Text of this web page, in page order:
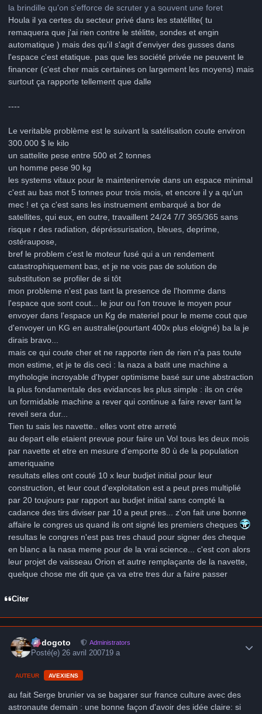
la brindille qu'on s'efforce de scruter y a souvent une foret
Houla il ya certes du secteur privé dans les statéllite( tu
remaquera que j'ai rien contre le stélitte, sondes et engin
automatique ) mais des qu'il s'agit d'enviyer des gusses dans
l'espace c'est etatique. pas que les société privée ne peuvent le
financer (c'est cher mais certaines on largement les moyens) mais
surtout ça rapporte tellement que dalle
----
Le veritable problème est le suivant la satélisation coute environ
300.000 $ le kilo
un sattelite pese entre 500 et 2 tonnes
un homme pese 90 kg
les systems vitaux pour le maintenirenvie dans un espace minimal
c'est au bas mot 5 tonnes pour trois mois, et encore il y a qu'un
mec ! et ça c'est sans les instruement embarqué a bor de
satellites, qui eux, en outre, travaillent 24/24 7/7 365/365 sans
risque r des radiation, dépréssurisation, bleues, deprime,
ostéraupose,
bref le problem c'est le moteur fusé qui a un rendement
catastrophiquement bas, et je ne vois pas de solution de
substitution se profiler de si tôt
mon probleme n'est pas tant la presence de l'homme dans
l'espace que sont cout... le jour ou l'on trouve le moyen pour
envoyer dans l'espace un Kg de materiel pour le meme cout que
d'envoyer un KG en australie(pourtant 400x plus eloigné) ba la je
dirais bravo...
mais ce qui coute cher et ne rapporte rien de rien n'a pas toute
mon estime, et je te dis ceci : la naza a batit une machine a
mythologie incroyable d'hyper optimisme basé sur une abstraction
la plus fondamentale des evidances les plus simple : ils on crée
un formidable machine a rever qui continue a faire rever tant le
reveil sera dur...
Tien tu sais les navette.. elles vont etre arreté
au depart elle etaient prevue pour faire un Vol tous les deux mois
par navette et etre en mesure d'emporte 80 ù de la population
ameriquaine
resultats elles ont couté 10 x leur budjet initial pour leur
construction, et leur cout d'exploitation est a peut pres multiplié
par 20 toujours par rapport au budjet initial sans compté la
cadance des tirs diviser par 10 a peut pres... z'on fait une bonne
affaire le congres us quand ils ont signé les premiers cheques
resultas le congres n'est pas tres chaud pour signer des cheque
en blanc a la nasa meme pour de la vrai science... c'est con alors
leur projet de vaisseau Orion et autre remplaçante de la navette,
quelque chose me dit que ça va etre tres dur a faire passer
Citer
frédogoto Administrators
Posté(e)26 avril 200719 a
AUTEUR AVEXIENS
au fait Serge brunier va se bagarer sur france culture avec des
astronaute demain : une bonne façon d'avoir des idée claire: si